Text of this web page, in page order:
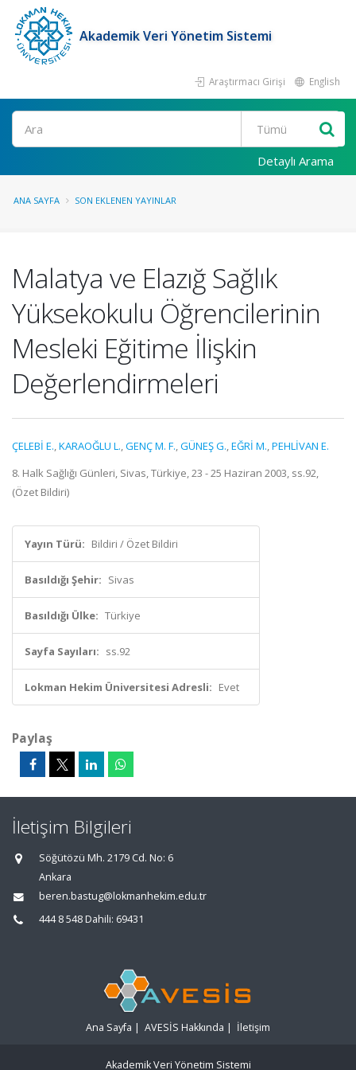
Akademik Veri Yönetim Sistemi
Araştırmacı Girişi English
Ara
Detaylı Arama
ANA SAYFA SON EKLENEN YAYINLAR
Malatya ve Elazığ Sağlık
Yüksekokulu Öğrencilerinin
Mesleki Eğitime İlişkin
Değerlendirmeleri
ÇELEBİ E.,KARAOĞLU L.,GENÇ M. F.,GÜNEŞ G.,EĞRİ M.,PEHLİVAN E.
8. Halk Sağlığı Günleri, Sivas, Türkiye, 23 - 25 Haziran 2003, ss.92,
(Özet Bildiri)
Yayın Türü: Bildiri / Özet Bildiri
Basıldığı Şehir: Sivas
Basıldığı Ülke: Türkiye
Sayfa Sayıları: ss.92
Lokman Hekim Üniversitesi Adresli: Evet
Paylaş
İletişim Bilgileri
Söğütözü Mh. 2179 Cd. No: 6
Ankara
beren.bastug@lokmanhekim.edu.tr
444 8 548 Dahili: 69431
Ana Sayfa | AVESİS Hakkında | İletişim
Akademik Veri Yönetim Sistemi